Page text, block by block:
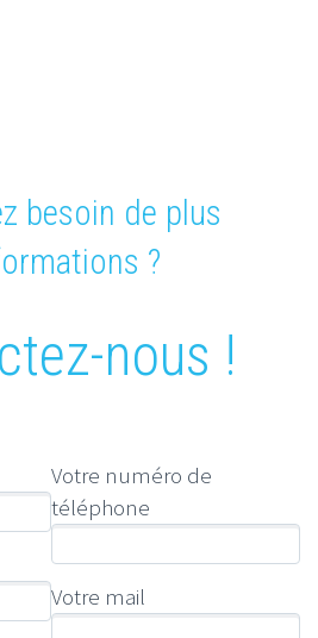
besoin de plus
?
nous !
Votre numéro de
téléphone
Votre mail